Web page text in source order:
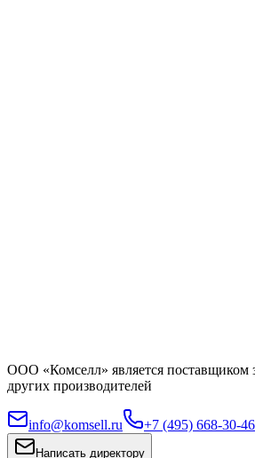
ООО «Комселл» является поставщиком
других производителей
info@komsell.ru +7 (495) 668-30-46
Написать директору